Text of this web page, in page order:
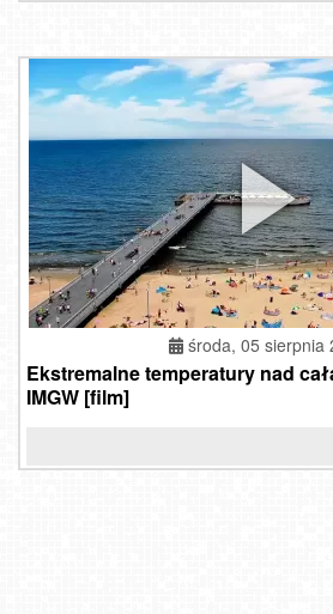
środa, 05 sierpnia
Ekstremalne temperatury nad
IMGW [film]